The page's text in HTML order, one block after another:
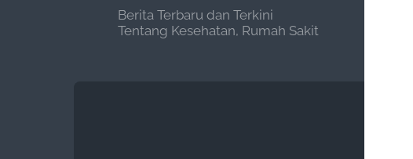
Berita Terbaru dan Terkini
Tentang Kesehatan, Rumah Sakit